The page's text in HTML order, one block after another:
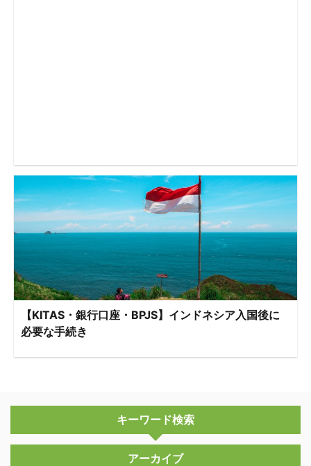
【KITAS・銀行口座・BPJS】インドネシア入国後に
必要な手続き
キーワード検索
アーカイブ